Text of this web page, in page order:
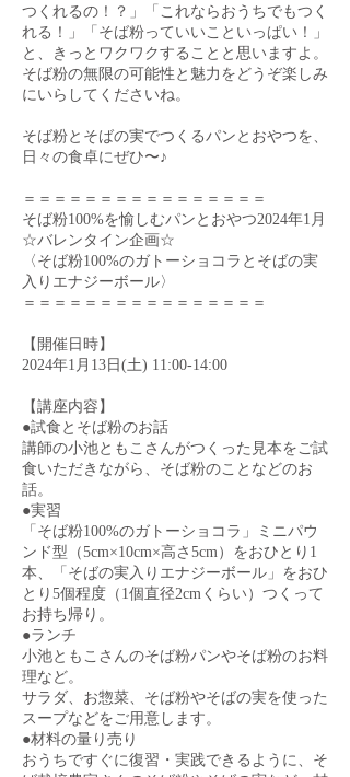
つくれるの！？」「これならおうちでもつく
れる！」「そば粉っていいこといっぱい！」
と、きっとワクワクすることと思いますよ。
そば粉の無限の可能性と魅力をどうぞ楽しみ
にいらしてくださいね。
そば粉とそばの実でつくるパンとおやつを、
日々の食卓にぜひ〜♪
＝＝＝＝＝＝＝＝＝＝＝＝＝＝＝＝
そば粉100%を愉しむパンとおやつ2024年1月
☆バレンタイン企画☆
〈そば粉100%のガトーショコラとそばの実
入りエナジーボール〉
＝＝＝＝＝＝＝＝＝＝＝＝＝＝＝＝
【開催日時】
2024年1月13日(土) 11:00-14:00
【講座内容】
●試食とそば粉のお話
講師の小池ともこさんがつくった見本をご試
食いただきながら、そば粉のことなどのお
話。
●実習
「そば粉100%のガトーショコラ」ミニパウ
ンド型（5cm×10cm×高さ5cm）をおひとり1
本、「そばの実入りエナジーボール」をおひ
とり5個程度（1個直径2cmくらい）つくって
お持ち帰り。
●ランチ
小池ともこさんのそば粉パンやそば粉のお料
理など。
サラダ、お惣菜、そば粉やそばの実を使った
スープなどをご用意します。
●材料の量り売り
おうちですぐに復習・実践できるように、そ